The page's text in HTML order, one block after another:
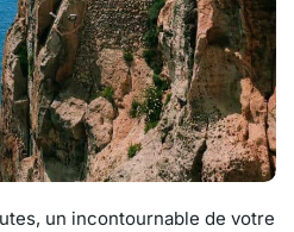
un incontournable de votre